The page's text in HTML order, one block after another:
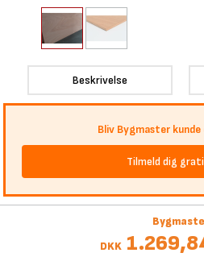
Beskrivelse
Bliv Bygmaster
Tilmeld dig
DKK